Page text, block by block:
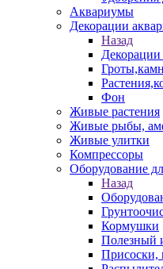
Аквариумы
Декорации
Назад
Декорации
Фон
Живые растения
Живые рыбы,
Живые улитки
Компрессоры
Оборудование
Назад
Кормушки
Полезный
Присоски,